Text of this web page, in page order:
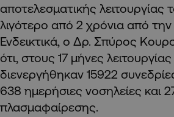
αποτελεσματικής λειτουργίας
λιγότερο από 2 χρόνια από
Ενδεικτικά, ο Δρ. Σπύρος
ότι, στους 17 μήνες
διενεργήθηκαν 15922
638 ημερήσιες νοσηλείες και
πλασμαφαίρεσης.